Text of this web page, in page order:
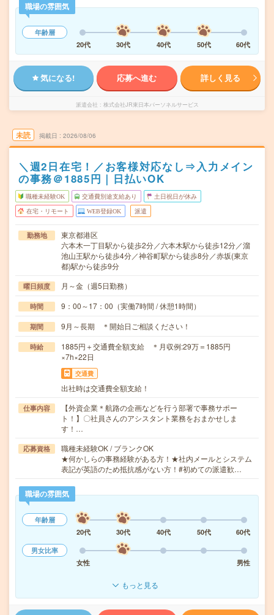
職場の雰囲気
年齢層
20代
30代 40代 50代 60代
気になる! 応募へ進む 詳しく見る
派遣会社 株式会社JR東日本パーソネルサービス
未読 掲載日 2026/08/06
＼週2日在宅！／お客様対応なし⇒入力メイン
の事務＠1885円｜日払いOK
職種未経験OK 交通費別途支給あり 土日祝日が休み
在宅・リモート WEB登録OK 派遣
勤務地
東京都港区
六本木一丁目駅から徒歩2分／六本木駅から徒歩12分／溜
池山王駅から徒歩4分／神谷町駅から徒歩8分／赤坂(東京
都)駅から徒歩9分
曜日頻度 月～金（週5日勤務）
時間 9：00～17：00（実働7時間 / 休憩1時間）
期間 9月～長期 ＊開始日ご相談ください！
時給
1885円＋交通費全額支給 ＊月収例:29万＝1885円
×7h×22日
交通費
出社時は交通費全額支給！
仕事内容
【外資企業＊航路の企画などを行う部署で事務サポー
ト！】〇社員さんのアシスタント業務をおまかせしま
す！…
応募資格
職種未経験OK / ブランクOK
★何かしらの事務経験がある方！★社内メールとシステム
表記が英語のため抵抗感がない方！#初めての派遣歓…
職場の雰囲気
年齢層
20代
30代 40代 50代
60代
男女比率
女性
男性
もっと見る